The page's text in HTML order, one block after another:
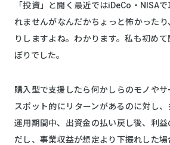
「投資」と聞く最近ではiDeCo・NISA
れませんがなんだかちょっと怖かった
りしますよね。わかります。私も初め
ぼりでした。
購入型で支援したら何かしらのモノや
スポット的にリターンがあるのに対し、
運用期間中、出資金の払い戻し後、利
だし、事業収益が想定より下振れした